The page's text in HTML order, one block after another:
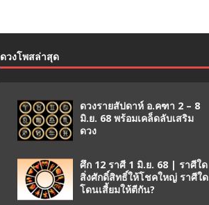
ดวงโพสล่าสุด
ดวงรายสัปดาห์ อ.คฑา 2 – 8
มิ.ย. 68 พร้อมเคล็ดลับเสริม
ดวง
ศึก 12 ราศี 1 มิ.ย. 68 | ราศีใด
สิ่งศักดิ์สิทธิ์ให้โชคใหญ่ ราศีใด
โดนเสี้ยมให้ตีกัน?